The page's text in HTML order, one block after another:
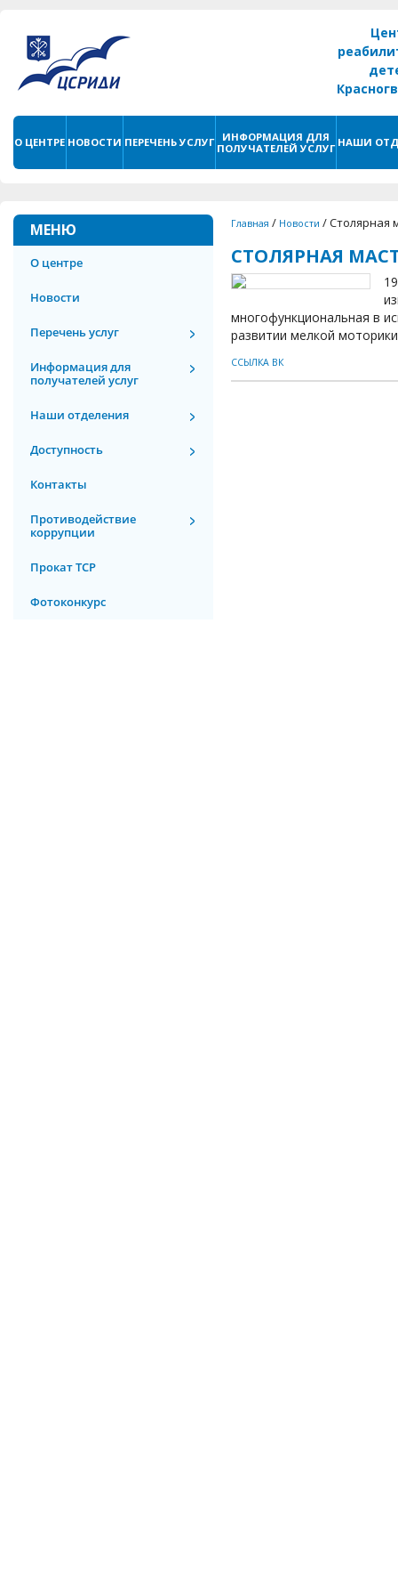
О ЦЕНТРЕ НОВОСТИ ПЕРЕЧЕНЬ УСЛУГ
ИНФОРМАЦИЯ ДЛЯ
ПОЛУЧАТЕЛЕЙ УСЛУГ НАШИ
МЕНЮ
О центре
Новости
Перечень услуг
Информация для
получателей услуг
Наши отделения
Доступность
Контакты
Противодействие
коррупции
Прокат ТСР
Фотоконкурс
Главная / Новости /Столярная
СТОЛЯРНАЯ
многофункциональная в
развитии мелкой
ССЫЛКА ВК